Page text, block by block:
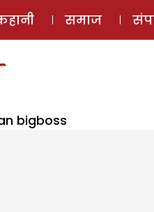
समाज
bigboss